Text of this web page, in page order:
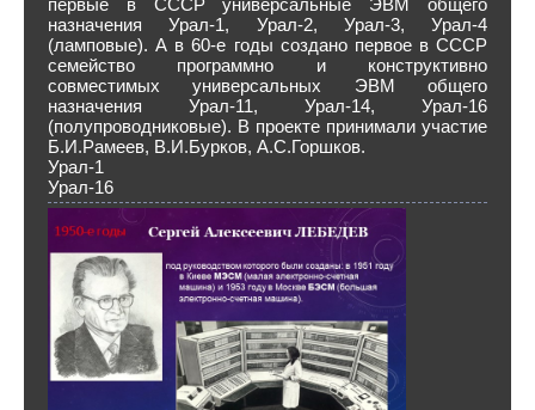
первые в СССР универсальные ЭВМ общего
назначения Урал-1, Урал-2, Урал-3, Урал-4
(ламповые). А в 60-е годы создано первое в СССР
семейство программно и конструктивно
совместимых универсальных ЭВМ общего
назначения Урал-11, Урал-14, Урал-16
(полупроводниковые). В проекте принимали участие
Б.И.Рамеев, В.И.Бурков, А.С.Горшков.
Урал-1
Урал-16